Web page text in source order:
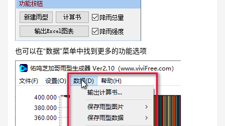
也可以在“数据”菜单中找到更多的功能选项